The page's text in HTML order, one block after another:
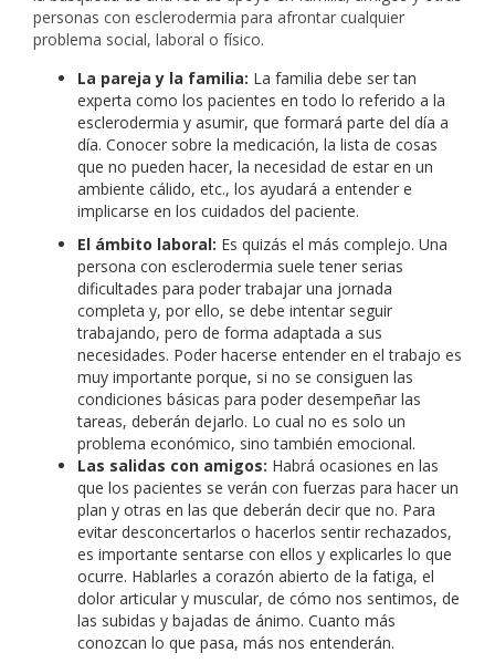
personas con esclerodermia para afrontar cualquier
problema social, laboral o físico.
La pareja y la familia: La familia debe ser tan
experta como los pacientes en todo lo referido a la
esclerodermia y asumir, que formará parte del día a
día. Conocer sobre la medicación, la lista de cosas
que no pueden hacer, la necesidad de estar en un
ambiente cálido, etc., los ayudará a entender e
implicarse en los cuidados del paciente.
El ámbito laboral: Es quizás el más complejo. Una
persona con esclerodermia suele tener serias
dificultades para poder trabajar una jornada
completa y, por ello, se debe intentar seguir
trabajando, pero de forma adaptada a sus
necesidades. Poder hacerse entender en el trabajo es
muy importante porque, si no se consiguen las
condiciones básicas para poder desempeñar las
tareas, deberán dejarlo. Lo cual no es solo un
problema económico, sino también emocional.
Las salidas con amigos: Habrá ocasiones en las
que los pacientes se verán con fuerzas para hacer un
plan y otras en las que deberán decir que no. Para
evitar desconcertarlos o hacerlos sentir rechazados,
es importante sentarse con ellos y explicarles lo que
ocurre. Hablarles a corazón abierto de la fatiga, el
dolor articular y muscular, de cómo nos sentimos, de
las subidas y bajadas de ánimo. Cuanto más
conozcan lo que pasa, más nos entenderán.